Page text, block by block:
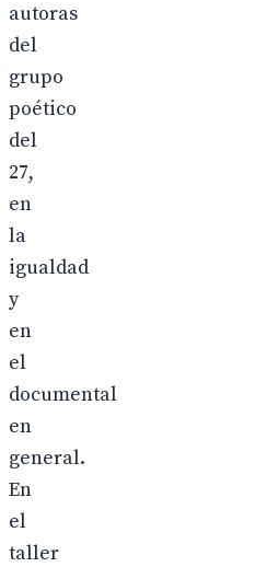
autoras
del
grupo
poético
del
27,
en
la
igualdad
y
en
el
documental
en
general.
En
el
taller